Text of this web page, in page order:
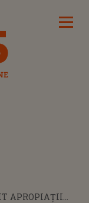
APROPIAȚII